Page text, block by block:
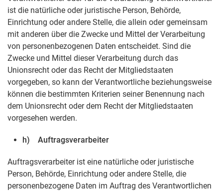
ist die natürliche oder juristische Person, Behörde,
Einrichtung oder andere Stelle, die allein oder gemeinsam
mit anderen über die Zwecke und Mittel der Verarbeitung
von personenbezogenen Daten entscheidet. Sind die
Zwecke und Mittel dieser Verarbeitung durch das
Unionsrecht oder das Recht der Mitgliedstaaten
vorgegeben, so kann der Verantwortliche beziehungsweise
können die bestimmten Kriterien seiner Benennung nach
dem Unionsrecht oder dem Recht der Mitgliedstaaten
vorgesehen werden.
h) Auftragsverarbeiter
Auftragsverarbeiter ist eine natürliche oder juristische
Person, Behörde, Einrichtung oder andere Stelle, die
personenbezogene Daten im Auftrag des Verantwortlichen